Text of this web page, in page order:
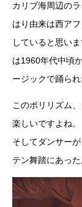
カリブ海周辺の
はり由来は西ア
していると思い
は1960年代中頃
ージックで踊ら
このポリリズム
楽しいですよね。
そしてダンサー
テン舞踏にあった